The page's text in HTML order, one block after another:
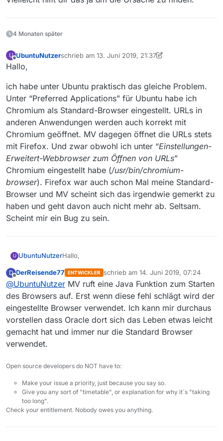
4 Monaten später
U
Offline
UbuntuNutzerschrieb am 13. Juni 2019, 21:37
zuletzt editiert von UbuntuNutzer
Hallo,
ich habe unter Ubuntu praktisch das gleiche Problem.
Unter “Preferred Applications” für Ubuntu habe ich
Chromium als Standard-Browser eingestellt. URLs in
anderen Anwendungen werden auch korrekt mit
Chromium geöffnet. MV dagegen öffnet die URLs stets
mit Firefox. Und zwar obwohl ich unter “Einstellungen-
Erweitert-Webbrowser zum Öffnen von URLs”
Chromium eingestellt habe (/usr/bin/chromium-
browser). Firefox war auch schon Mal meine Standard-
Browser und MV scheint sich das irgendwie gemerkt zu
haben und geht davon auch nicht mehr ab. Seltsam.
Scheint mir ein Bug zu sein.
U UbuntuNutzerHallo,
ich habe unter Ubuntu praktisch das gleiche
Problem. Unter “Preferred Applications” für
Ubuntu habe ich Chromium als Standard-
Browser eingestellt. URLs in anderen
Anwendungen werden auch korrekt mit
Chromium geöffnet. MV dagegen öffnet die
URLs stets mit Firefox. Und zwar obwohl ich
schon Mal meine Standard-Browser und MV
scheint sich das irgendwie gemerkt zu haben
und geht davon auch nicht mehr ab. Seltsam.
Scheint mir ein Bug zu sein.
D
Offline
DerReisende77 ENTWICKLER schrieb am 14. Juni 2019, 07:24
zuletzt editiert von
@UbuntuNutzer MV ruft eine Java Funktion zum Starten
des Browsers auf. Erst wenn diese fehl schlägt wird der
eingestellte Browser verwendet. Ich kann mir durchaus
vorstellen dass Oracle dort sich das Leben etwas leicht
gemacht hat und immer nur die Standard Browser
verwendet.
Open source developers do NOT have to:
Make your issue a priority, just because you say so.
Give you any sort of "timetable", or explanation for why it´s "taking
too long".
Check your entitlement. Nobody owes you anything.